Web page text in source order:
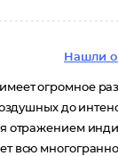
Нашли
огромное
до
отражением
всю